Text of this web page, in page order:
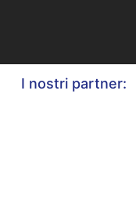
I nostri partner: